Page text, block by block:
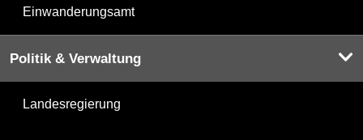
Einwanderungsamt
Politik & Verwaltung
Landesregierung